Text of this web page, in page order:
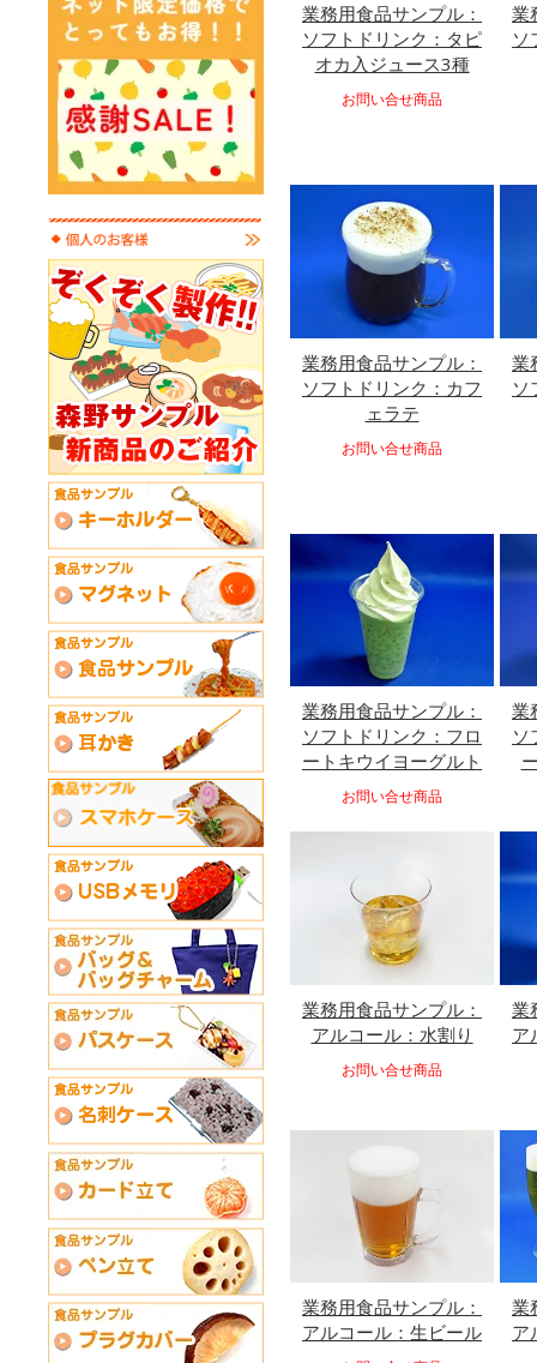
業務用食品サンプル：
ソフトドリンク：タピ
オカ入ジュース3種
お問い合せ商品
業
ソ
業務用食品サンプル：
ソフトドリンク：カフ
ェラテ
お問い合せ商品
業
ソ
業務用食品サンプル：
ソフトドリンク：フロ
ートキウイヨーグルト
お問い合せ商品
業
ソ
業務用食品サンプル：
アルコール：水割り
お問い合せ商品
業
ア
業務用食品サンプル：
アルコール：生ビール
業
ア